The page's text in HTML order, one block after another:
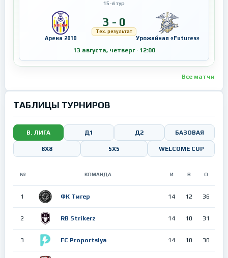
15-й тур
Арена 2010
3 - 0
Тех. результат
Урожайная «Futures»
13 августа, четверг · 12:00
Все матчи
ТАБЛИЦЫ ТУРНИРОВ
В. ЛИГА Д1 Д2 БАЗОВАЯ
8Х8 5X5 WELCOME CUP
№ КОМАНДА И В О
1 ФК Тигер 14 12 36
2 RB Strikerz 14 10 31
3 FC Proportsiya 14 10 30